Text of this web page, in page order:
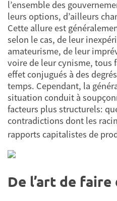
l’ensemble des
leurs options, d’ailleurs
Cette allure est
selon le cas, de leur
amateurisme, de leur
voire de leur cynisme, tous
effet conjugués à des
temps. Cependant, la
situation conduit à
facteurs plus structurels:
contradictions dont les
rapports capitalistes de
De l’art de faire